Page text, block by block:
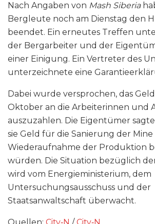
Nach Angaben von Mash Siberia
Bergleute noch am Dienstag den
beendet. Ein erneutes Treffen
der Bergarbeiter und der
einer Einigung. Ein Vertreter des
unterzeichnete eine
Dabei wurde versprochen, das
Oktober an die Arbeiterinnen und
auszuzahlen. Die Eigentümer
sie Geld für die Sanierung der
Wiederaufnahme der Produktion
würden. Die Situation bezüglich
wird vom Energieministerium, dem
Untersuchungsausschuss und der
Staatsanwaltschaft überwacht.